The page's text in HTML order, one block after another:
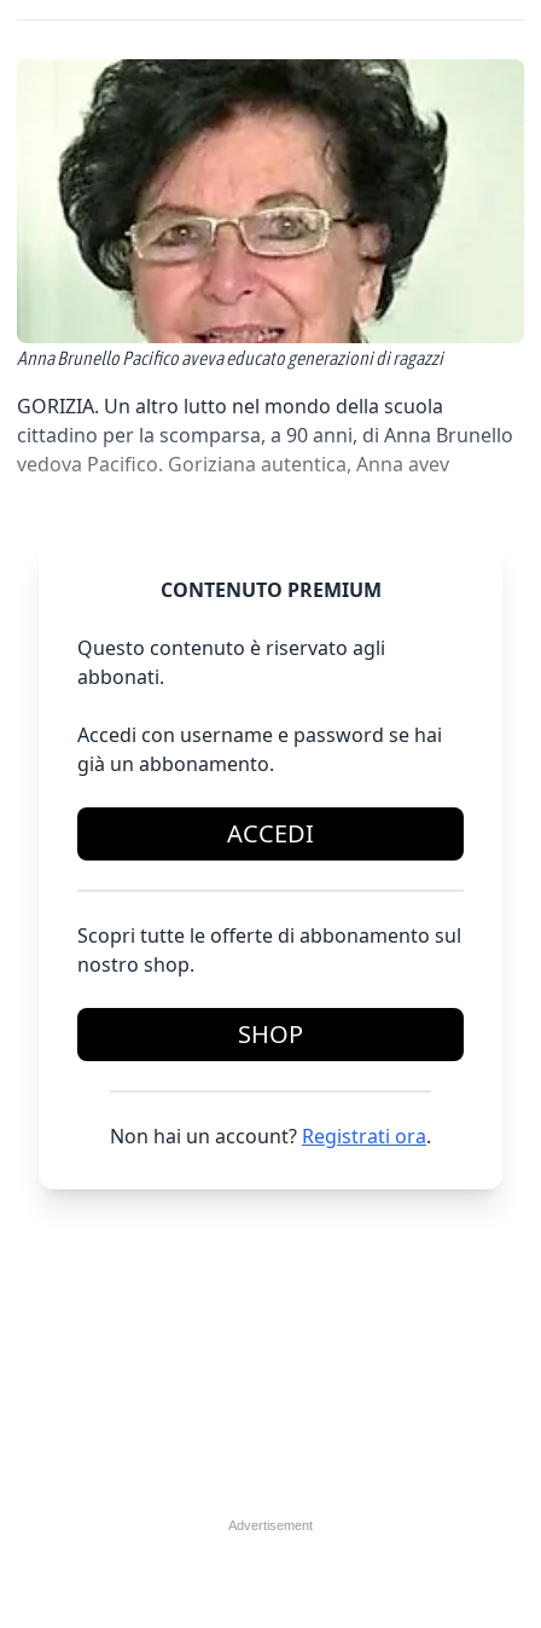
Anna Brunello Pacifico aveva educato generazioni di ragazzi
GORIZIA. Un altro lutto nel mondo della scuola
cittadino per la scomparsa, a 90 anni, di Anna Brunello
vedova Pacifico. Goriziana autentica, Anna avev
CONTENUTO PREMIUM
Questo contenuto è riservato agli
abbonati.
Accedi con username e password se hai
già un abbonamento.
ACCEDI
Scopri tutte le offerte di abbonamento sul
nostro shop.
SHOP
Non hai un account? Registrati ora.